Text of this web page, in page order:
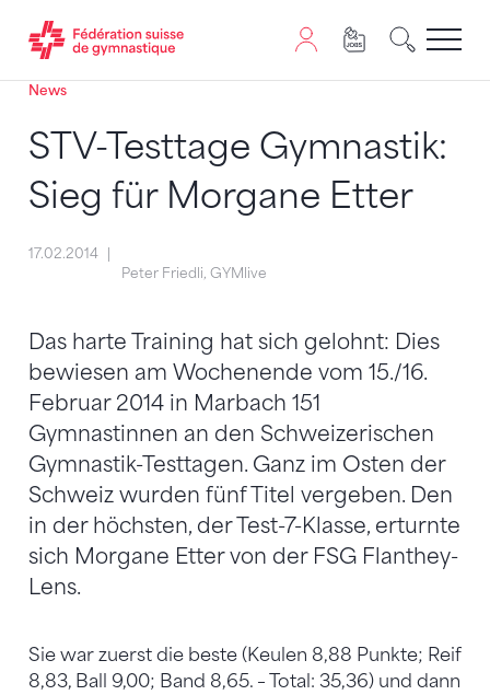
Passer au contenu
Naviguer vers le plan du siten
JavaScript est nécessaire pour naviguer sur ce site.
News
STV-Testtage Gymnastik:
Sieg für Morgane Etter
17.02.2014
Peter Friedli, GYMlive
Das harte Training hat sich gelohnt: Dies
bewiesen am Wochenende vom 15./16.
Februar 2014 in Marbach 151
Gymnastinnen an den Schweizerischen
Gymnastik-Testtagen. Ganz im Osten der
Schweiz wurden fünf Titel vergeben. Den
in der höchsten, der Test-7-Klasse, erturnte
sich Morgane Etter von der FSG Flanthey-
Lens.
Sie war zuerst die beste (Keulen 8,88 Punkte; Reif
8,83, Ball 9,00; Band 8,65. – Total: 35,36) und dann